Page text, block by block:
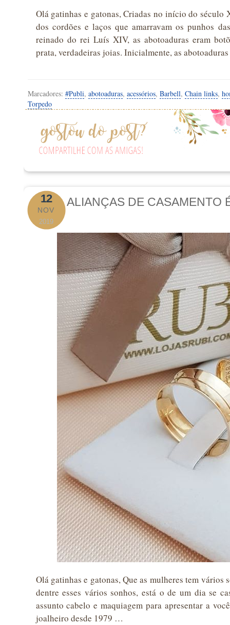
Olá gatinhas e gatonas, Criadas no início do
dos cordões e laços que amarravam os punhos
reinado do rei Luís XIV, as abotoaduras eram
prata, verdadeiras joias. Inicialmente, as
Marcadores: #Publi, abotoaduras, acessórios, Barbell, Chain links,
Torpedo
12
NOV
2019
ALIANÇAS DE CASAMENTO
Olá gatinhas e gatonas, Que as mulheres tem vários
dentre esses vários sonhos, está o de um dia se
assunto cabelo e maquiagem para apresentar a
joalheiro desde 1979 …